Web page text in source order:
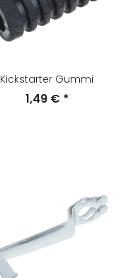
Kickstarter Gummi
1,49 € *